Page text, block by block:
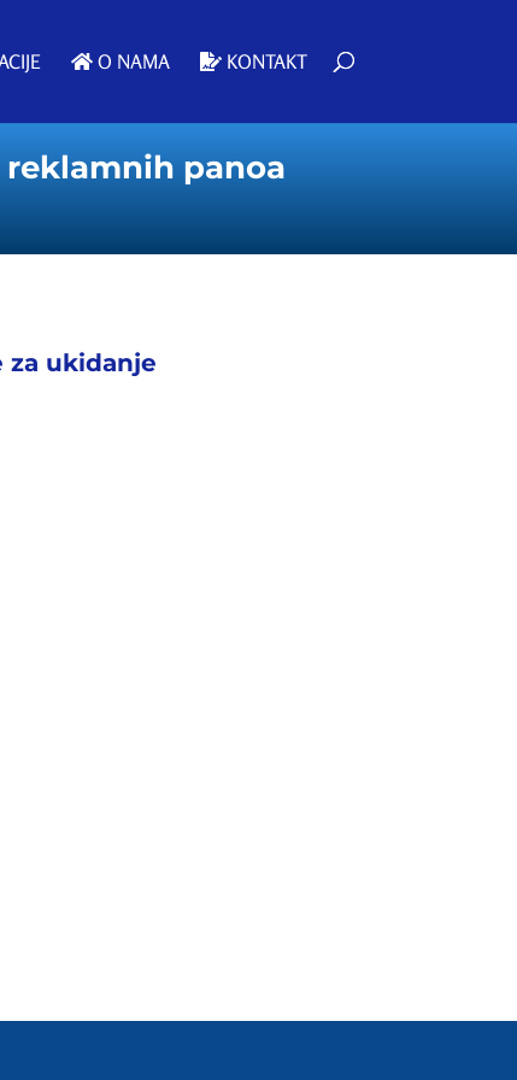
O NAMA KONTAKT
panoa
za ukidanje